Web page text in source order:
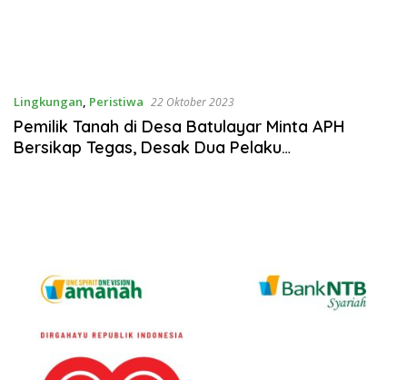
Lingkungan, Peristiwa 22 Oktober 2023
Pemilik Tanah di Desa Batulayar Minta APH
Bersikap Tegas, Desak Dua Pelaku